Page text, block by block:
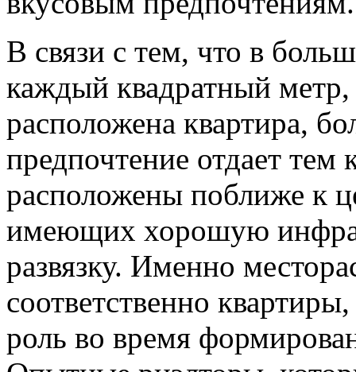
В связи с тем, что в
каждый квадратный метр,
расположена квартира,
предпочтение отдает тем
расположены поближе к
имеющих хорошую
развязку. Именно
соответственно
роль во время